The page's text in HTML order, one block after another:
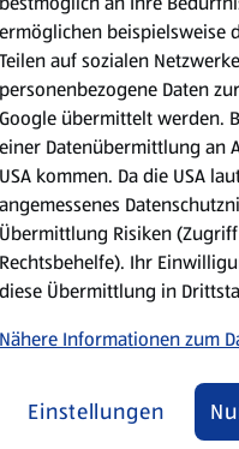
ermöglichen beispielsweise
Teilen auf sozialen
personenbezogene Daten
Google übermittelt werden.
einer Datenübermittlung an
USA kommen. Da die USA
angemessenes
Übermittlung Risiken
Rechtsbehelfe). Ihr
diese Übermittlung in
Nähere Informationen zum
Einstellungen